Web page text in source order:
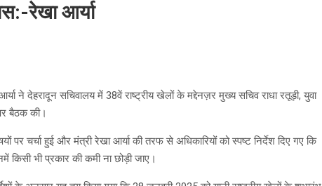
रेखा आर्या
ने देहरादून सचिवालय में 38वें राष्ट्रीय खेलों के मद्देनज़र मुख्य सचिव राधा रतूड़ी, युवा
बैठक की।
चर्चा हुई और मंत्री रेखा आर्या की तरफ से अधिकारियों को स्पष्ट निर्देश दिए गए कि
भी प्रकार की कमी ना छोड़ी जाए।